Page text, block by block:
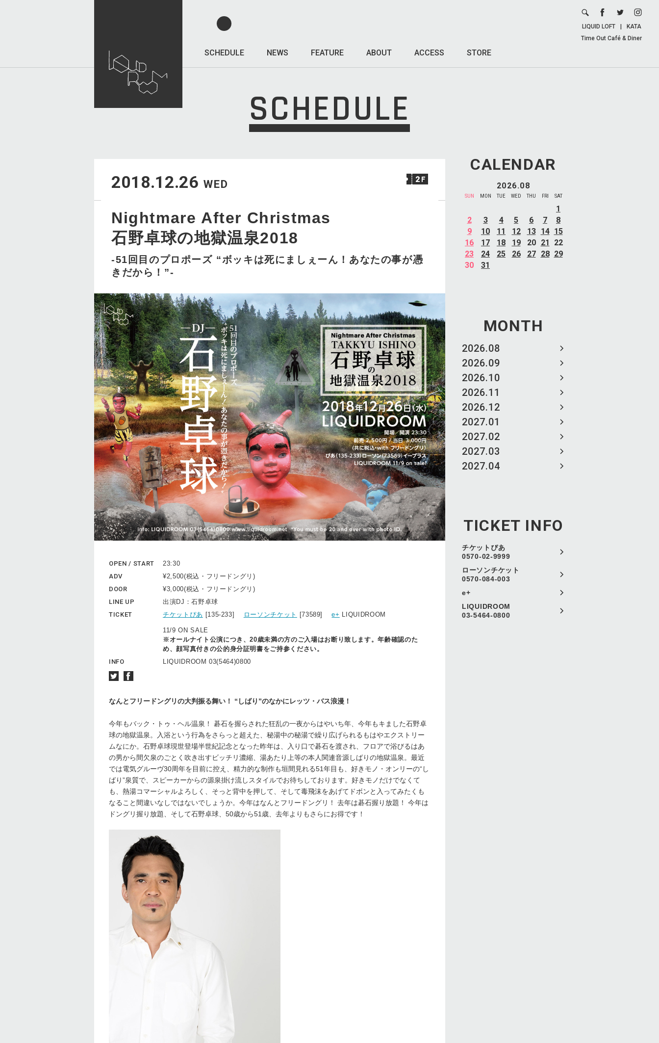
SCHEDULE NEWS FEATURE ABOUT ACCESS STORE
LIQUID LOFT
KATA
Time Out Café & Diner
SCHEDULE
CALENDAR
2026.08
SUN MON TUE WED THU FRI SAT
1
2
3 4 5 6 7
8
9
10 11 12 13 14 15
16
17 18 19 20 21
22
23
24 25 26 27 28 29
30
31
MONTH
2026.08
2026.09
2026.10
2026.11
2026.12
2027.01
2027.02
2027.03
2027.04
TICKET INFO
チケットぴあ
0570-02-9999
ローソンチケット
0570-084-003
e+
LIQUIDROOM
03-5464-0800
2018.12.26 WED
Nightmare After Christmas
石野卓球の地獄温泉2018
-51回目のプロポーズ “ボッキは死にましぇーん！あなたの事が憑
きだから！”-
OPEN / START
23:30
ADV
¥2,500(税込・フリードングリ)
DOOR
¥3,000(税込・フリードングリ)
LINE UP
出演DJ：石野卓球
TICKET
チケットぴあ [135-233] ローソンチケット [73589]e+ LIQUIDROOM
11/9 ON SALE
※オールナイト公演につき、20歳未満の方のご入場はお断り致します。年齢確認のた
め、顔写真付きの公的身分証明書をご持参ください。
INFO
LIQUIDROOM 03(5464)0800
なんとフリードングリの大判振る舞い！ “しばり”のなかにレッツ・バス浪漫！
今年もバック・トゥ・ヘル温泉！ 碁石を握らされた狂乱の一夜からはやいち年、今年もキました石野卓
球の地獄温泉。入浴という行為をさらっと超えた、秘湯中の秘湯で繰り広げられるもはやエクストリー
ムなにか。石野卓球現世登場半世紀記念となった昨年は、入り口で碁石を渡され、フロアで浴びるはあ
の男から間欠泉のごとく吹き出すビッチリ濃縮、湯あたり上等の本人関連音源しばりの地獄温泉。最近
では電気グルーヴ30周年を目前に控え、精力的な制作も垣間見れる51年目も、好きモノ・オンリーの“し
ばり”泉質で、スピーカーからの源泉掛け流しスタイルでお待ちしております。好きモノだけでなくて
も、熱湯コマーシャルよろしく、そっと背中を押して、そして毒飛沫をあげてドボンと入ってみたくも
なること間違いなしではないでしょうか。今年はなんとフリードングリ！ 去年は碁石握り放題！ 今年は
ドングリ握り放題、そして石野卓球、50歳から51歳、去年よりもさらにお得です！